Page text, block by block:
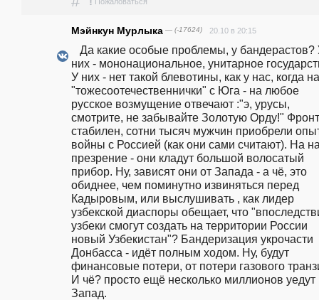
Мэйнкун Мурлыка — (-17624) 20.10 в 20:15
них - мононациональное, унитарное
У них - нет такой блевотины, как у нас, когда
"тожесоотечественнички" с Юга - на любое
русское возмущение отвечают :"э, урусы,
смотрите, не забывайте Золотую Орду!"
стабилен, сотни тысяч мужчин приобрели
войны с Россией (как они сами считают). На
презрение - они кладут большой волосатый
прибор. Ну, зависят они от Запада - а чё, это
обиднее, чем поминутно извиняться перед
Кадыровым, или выслушивать , как лидер
узбекской диаспоры обещает, что
узбеки смогут создать на территории России
новый Узбекистан"? Бандеризация укрочасти
Донбасса - идёт полным ходом. Ну, будут
финансовые потери, от потери газового
И чё? просто ещё несколько миллионов уедут
Запад.